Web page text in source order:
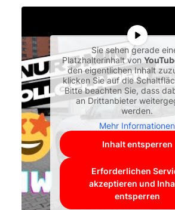
Sie sehen gerade
Platzhalterinhalt von
den eigentlichen Inhalt
klicken Sie auf die
Bitte beachten Sie, dass
an Drittanbieter
werden.
Mehr Informationen
Inhalt entsperren
Erforderlichen
akzeptieren und
entsperren